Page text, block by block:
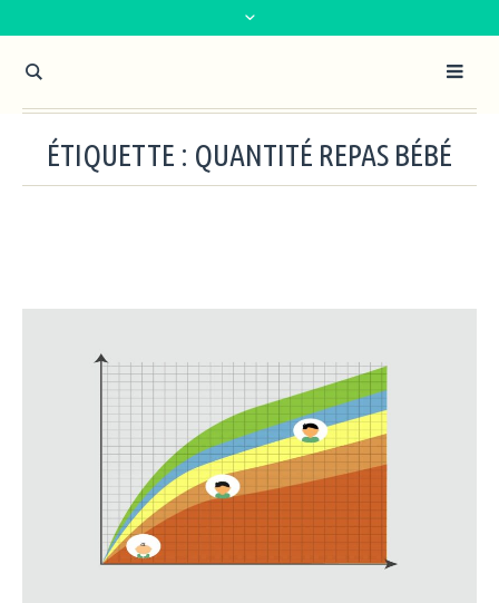
ÉTIQUETTE : QUANTITÉ REPAS BÉBÉ